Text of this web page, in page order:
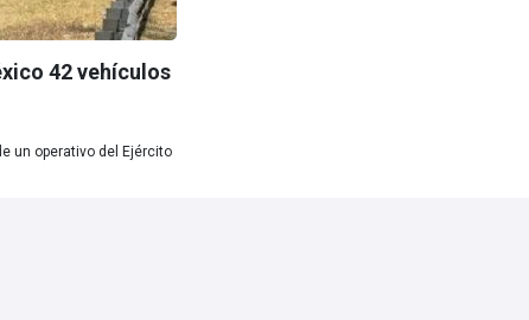
42 vehículos
un operativo del Ejército